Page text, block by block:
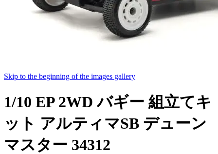
Skip to the beginning of the images gallery
1/10 EP 2WD バギー 組立てキ
ット アルティマSB デューン
マスター 34312